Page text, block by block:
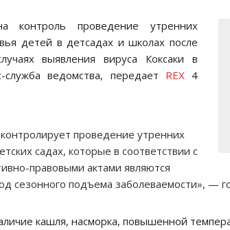
контроль проведение утренних
детей в детсадах и школах после
выявления вируса Коксаки в
ведомства, передает REX4
проведение утренних
садах, которые в соответствии с
правовыми актами являются
сезонного подъема заболеваемости», —
кашля, насморка, повышенной